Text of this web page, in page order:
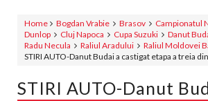
Home Bogdan Vrabie Brasov
Campionatul
Dunlop
Cluj Napoca Cupa Suzuki Danut
Radu Necula
Raliul Aradului Raliul Moldovei
STIRI AUTO-Danut Budai a castigat etapa a treia
STIRI AUTO-Danut